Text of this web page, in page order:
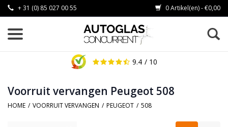
+ 31 (0) 85 027 00 55 0 Artikel(en) - €0,00
9.4 / 10
Voorruit vervangen Peugeot 508
HOME / VOORRUIT VERVANGEN / PEUGEOT / 508